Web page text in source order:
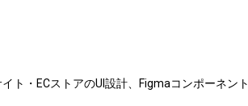
ト・ECストアのUI設計、Figmaコンポーネント